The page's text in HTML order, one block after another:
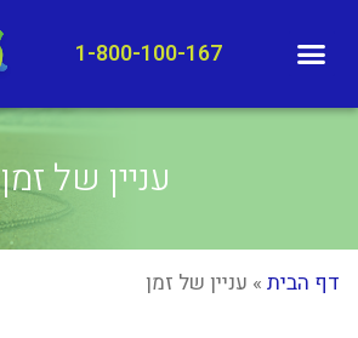
1-800-100-167
עניין של זמן
דף הבית » עניין של זמן